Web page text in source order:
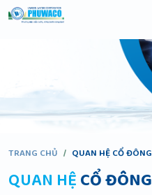
TRANG CHỦ / QUAN HỆ CỔ ĐÔNG
QUAN HỆCỔ ĐÔNG